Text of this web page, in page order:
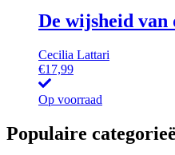
De wijsheid van
Cecilia Lattari
€17,99
Op voorraad
Populaire